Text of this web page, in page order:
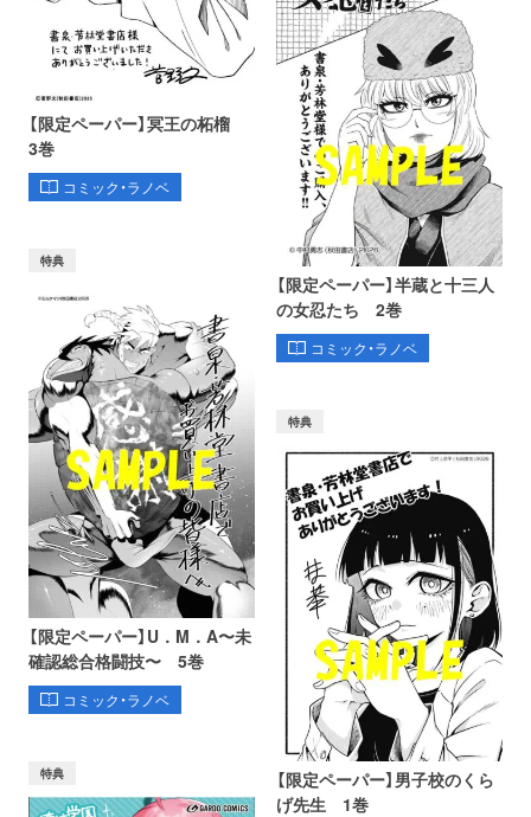
【限定ペーパー】冥王の柘榴
3巻
コミック・ラノベ
【限定ペーパー】半蔵と十三人
の女忍たち 2巻
コミック・ラノベ
特典
【限定ペーパー】U．M．A〜未
確認総合格闘技〜 5巻
コミック・ラノベ
特典
【限定ペーパー】男子校のくら
げ先生 1巻
特典